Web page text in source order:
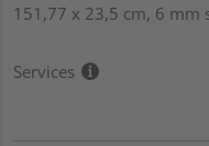
151,77 x 23,5 cm, 6 mm
Services